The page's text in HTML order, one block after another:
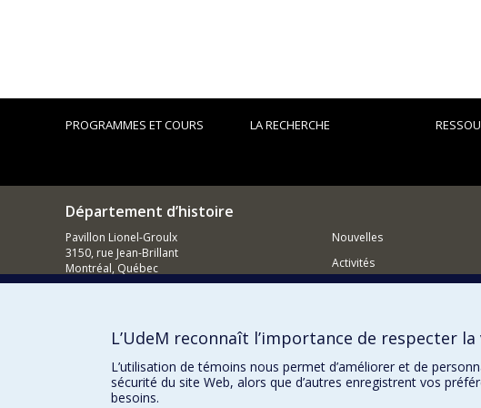
PROGRAMMES ET COURS LA RECHERCHE
Département d’histoire
Pavillon Lionel-Groulx
3150, rue Jean-Brillant
Montréal, Québec
H3T 1N8
Nouvelles
Activités
L’UdeM reconnaît l’importance de respecter
L’utilisation de témoins nous permet d’améliorer et de
sécurité du site Web, alors que d’autres enregistrent vos
besoins.